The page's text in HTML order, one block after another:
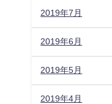
2019年7月
2019年6月
2019年5月
2019年4月